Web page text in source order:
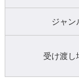
ジャン
受け渡し